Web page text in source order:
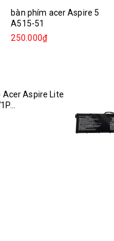
bàn phím acer Aspire 5
A515-51
250.000₫
Acer Aspire Lite